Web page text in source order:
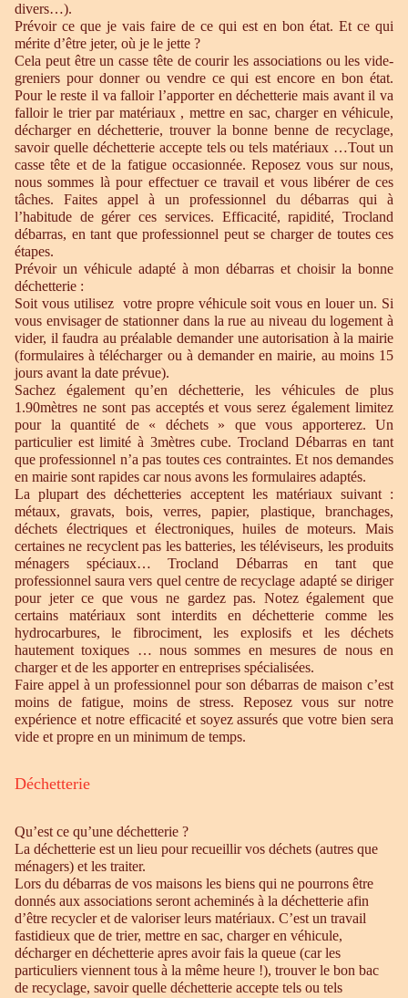
divers…).
Prévoir ce que je vais faire de ce qui est en bon état. Et ce qui
mérite d’être jeter, où je le jette ?
Cela peut être un casse tête de courir les associations ou les vide-
greniers pour donner ou vendre ce qui est encore en bon état.
Pour le reste il va falloir l’apporter en déchetterie mais avant il va
falloir le trier par matériaux , mettre en sac, charger en véhicule,
décharger en déchetterie, trouver la bonne benne de recyclage,
savoir quelle déchetterie accepte tels ou tels matériaux …Tout un
casse tête et de la fatigue occasionnée. Reposez vous sur nous,
nous sommes là pour effectuer ce travail et vous libérer de ces
tâches. Faites appel à un professionnel du débarras qui à
l’habitude de gérer ces services. Efficacité, rapidité, Trocland
débarras, en tant que professionnel peut se charger de toutes ces
étapes.
Prévoir un véhicule adapté à mon débarras et choisir la bonne
déchetterie :
Soit vous utilisez votre propre véhicule soit vous en louer un. Si
vous envisager de stationner dans la rue au niveau du logement à
vider, il faudra au préalable demander une autorisation à la mairie
(formulaires à télécharger ou à demander en mairie, au moins 15
jours avant la date prévue).
Sachez également qu’en déchetterie, les véhicules de plus
1.90mètres ne sont pas acceptés et vous serez également limitez
pour la quantité de « déchets » que vous apporterez. Un
particulier est limité à 3mètres cube. Trocland Débarras en tant
que professionnel n’a pas toutes ces contraintes. Et nos demandes
en mairie sont rapides car nous avons les formulaires adaptés.
La plupart des déchetteries acceptent les matériaux suivant :
métaux, gravats, bois, verres, papier, plastique, branchages,
déchets électriques et électroniques, huiles de moteurs. Mais
certaines ne recyclent pas les batteries, les téléviseurs, les produits
ménagers spéciaux… Trocland Débarras en tant que
professionnel saura vers quel centre de recyclage adapté se diriger
pour jeter ce que vous ne gardez pas. Notez également que
certains matériaux sont interdits en déchetterie comme les
hydrocarbures, le fibrociment, les explosifs et les déchets
hautement toxiques … nous sommes en mesures de nous en
charger et de les apporter en entreprises spécialisées.
Faire appel à un professionnel pour son débarras de maison c’est
moins de fatigue, moins de stress. Reposez vous sur notre
expérience et notre efficacité et soyez assurés que votre bien sera
vide et propre en un minimum de temps.
Déchetterie
Qu’est ce qu’une déchetterie ?
La déchetterie est un lieu pour recueillir vos déchets (autres que
ménagers) et les traiter.
Lors du débarras de vos maisons les biens qui ne pourrons être
donnés aux associations seront acheminés à la déchetterie afin
d’être recycler et de valoriser leurs matériaux. C’est un travail
fastidieux que de trier, mettre en sac, charger en véhicule,
décharger en déchetterie apres avoir fais la queue (car les
particuliers viennent tous à la même heure !), trouver le bon bac
de recyclage, savoir quelle déchetterie accepte tels ou tels